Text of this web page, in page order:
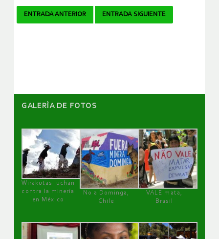
Navegador
ENTRADA ANTERIOR ENTRADA SIGUIENTE
GALERÌA DE FOTOS
Wirakutas luchan
contra la minería
en México
No a Dominga,
Chile
VALE mata,
Brasil